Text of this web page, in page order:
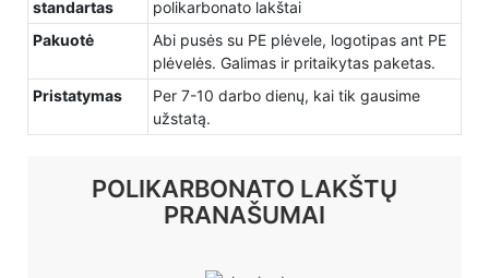
standartas
polikarbonato lakštai
Pakuotė
Abi pusės su PE plėvele, logotipas ant PE
plėvelės. Galimas ir pritaikytas paketas.
Pristatymas
Per 7-10 darbo dienų, kai tik gausime
užstatą.
POLIKARBONATO LAKŠTŲ
PRANAŠUMAI